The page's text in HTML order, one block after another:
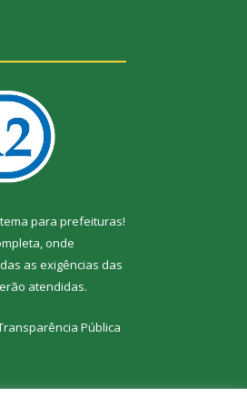
para prefeituras!
onde
as exigências das
atendidas.
Pública